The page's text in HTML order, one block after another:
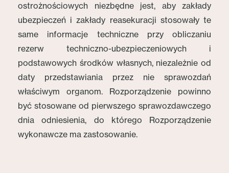
ostrożnościowych niezbędne jest, aby zakłady
ubezpieczeń i zakłady reasekuracji stosowały te
same informacje techniczne przy obliczaniu
rezerw techniczno-ubezpieczeniowych i
podstawowych środków własnych, niezależnie od
daty przedstawiania przez nie sprawozdań
właściwym organom. Rozporządzenie powinno
być stosowane od pierwszego sprawozdawczego
dnia odniesienia, do którego Rozporządzenie
wykonawcze ma zastosowanie.